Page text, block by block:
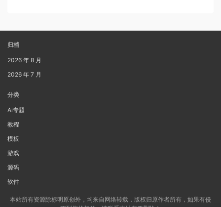
归档
2026 年 8 月
2026 年 7 月
分类
Ai专题
教程
模板
游戏
源码
软件
本站所有资源除标明原创外，均来自网络转载，版权归原作者所有，如果有侵